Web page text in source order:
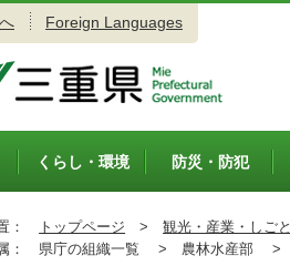
Foreign Languages
くらし・環境 防災・防犯
： トップページ > 観光・産業・しごと
：
県庁の組織一覧 > 農林水産部 >